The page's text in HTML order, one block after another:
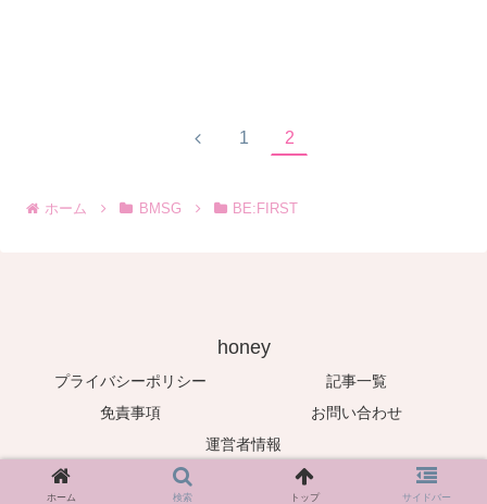
1 2
ホーム BMSG BE:FIRST
honey
プライバシーポリシー
記事一覧
免責事項
お問い合わせ
運営者情報
ホーム 検索 トップ サイドバー